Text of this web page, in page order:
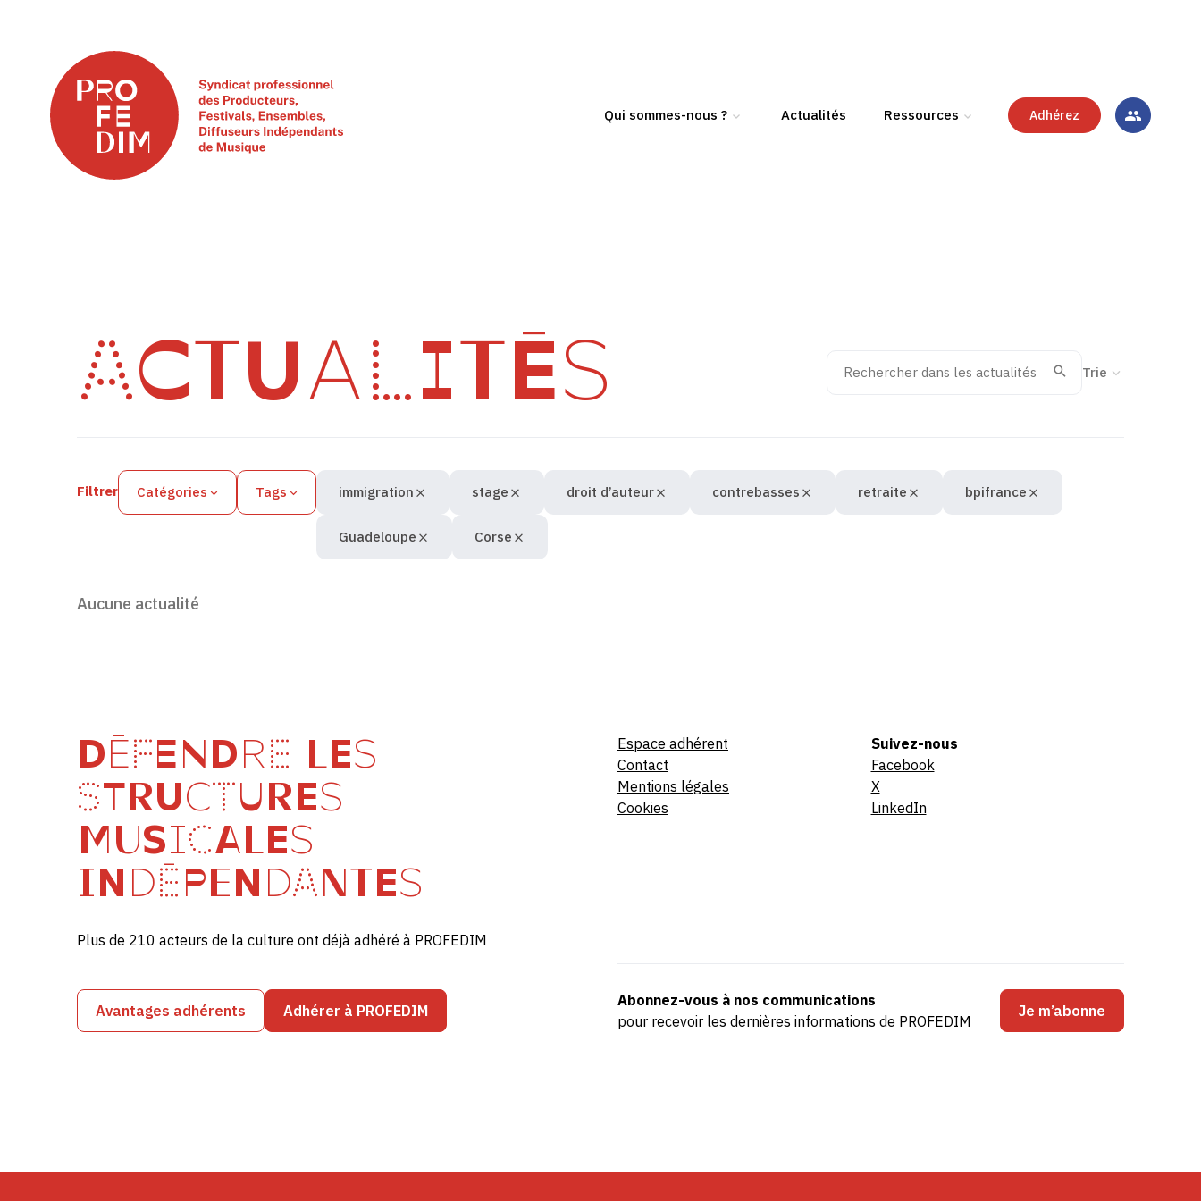
Qui sommes-nous ? Actualités Ressources Adhérez
ACTUALITÉS
Filtres des actualités
Recherche
ValiderTrier la recherche
Filtrer Catégories Tags immigration stage droit d’auteur contrebasses retraite bpifrance
Guadeloupe Corse
Aucune actualité
DÉFENDRE LES
STRUCTURES
MUSICALES
INDÉPENDANTES
Plus de 210 acteurs de la culture ont déjà adhéré à PROFEDIM
Avantages adhérents Adhérer à PROFEDIM
Espace adhérent
Contact
Mentions légales
Cookies
Suivez-nous
Facebook
X
LinkedIn
Abonnez-vous à nos communications
pour recevoir les dernières informations de PROFEDIM
Je m’abonne